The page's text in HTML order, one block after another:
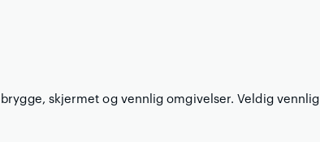
skjermet og vennlig omgivelser. Veldig vennlig